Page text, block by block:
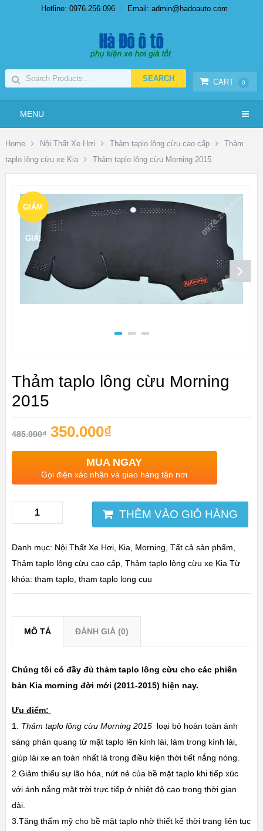
Hotline: 0976.256.096 Email: admin@hadoauto.com
CART 0
MENU
Home Nội Thất Xe Hơi Thảm taplo lông cừu cao cấp
Thảm
taplo lông cừu xe Kia
Thảm taplo lông cừu Morning 2015
GIẢM
GIÁ!
Thảm taplo lông cừu Morning
2015
485.000₫ 350.000₫
MUA NGAY
Gọi điện xác nhận và giao hàng tận nơi
THÊM VÀO GIỎ HÀNG
Danh mục: Nội Thất Xe Hơi, Kia Morning Tất cả sản phẩm
Thảm taplo lông cừu cao cấp, Thảm taplo lông cừu xe Kia Từ
khóa: tham taplo, tham taplo long cuu
MÔ TẢ ĐÁNH GIÁ (0)
Chúng tôi có đầy đủ thảm taplo lông cừu cho các phiên
bản Kia morning đời mới (2011-2015) hiện nay.
Ưu điểm:
1. Thảm taplo lông cừu Morning 2015loại bỏ hoàn toàn ánh
sáng phản quang từ mặt taplo lên kính lái, làm trong kính lái,
giúp lái xe an toàn nhất là trong điều kiện thời tiết nắng nóng.
2.Giảm thiểu sự lão hóa, nứt nẻ của bề mặt taplo khi tiếp xúc
với ánh nắng mặt trời trực tiếp ở nhiệt độ cao trong thời gian
dài.
3.Tăng thẩm mỹ cho bề mặt taplo nhờ thiết kế thời trang liên tục